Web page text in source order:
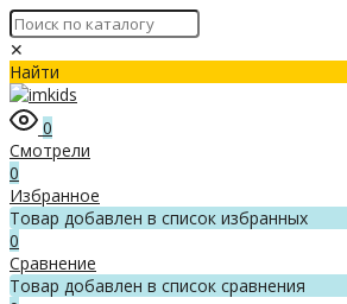
✕
Найти
0
Смотрели
0
Избранное
Товар добавлен в список избранных
0
Сравнение
Товар добавлен в список сравнения